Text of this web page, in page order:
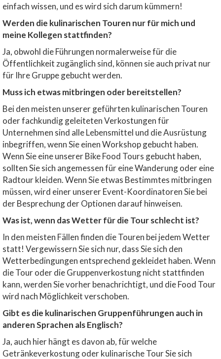
einfach wissen, und es wird sich darum kümmern!
Werden die kulinarischen Touren nur für mich und
meine Kollegen stattfinden?
Ja, obwohl die Führungen normalerweise für die
Öffentlichkeit zugänglich sind, können sie auch privat nur
für Ihre Gruppe gebucht werden.
Muss ich etwas mitbringen oder bereitstellen?
Bei den meisten unserer geführten kulinarischen Touren
oder fachkundig geleiteten Verkostungen für
Unternehmen sind alle Lebensmittel und die Ausrüstung
inbegriffen, wenn Sie einen Workshop gebucht haben.
Wenn Sie eine unserer Bike Food Tours gebucht haben,
sollten Sie sich angemessen für eine Wanderung oder eine
Radtour kleiden. Wenn Sie etwas Bestimmtes mitbringen
müssen, wird einer unserer Event-Koordinatoren Sie bei
der Besprechung der Optionen darauf hinweisen.
Was ist, wenn das Wetter für die Tour schlecht ist?
In den meisten Fällen finden die Touren bei jedem Wetter
statt! Vergewissern Sie sich nur, dass Sie sich den
Wetterbedingungen entsprechend gekleidet haben. Wenn
die Tour oder die Gruppenverkostung nicht stattfinden
kann, werden Sie vorher benachrichtigt, und die Food Tour
wird nach Möglichkeit verschoben.
Gibt es die kulinarischen Gruppenführungen auch in
anderen Sprachen als Englisch?
Ja, auch hier hängt es davon ab, für welche
Getränkeverkostung oder kulinarische Tour Sie sich